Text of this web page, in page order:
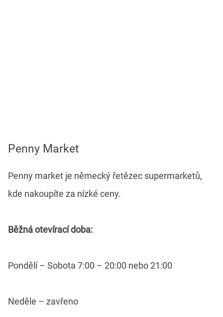
Penny Market
Penny market je německý řetězec supermarketů,
kde nakoupíte za nízké ceny.
Běžná otevírací doba:
Pondělí – Sobota 7:00 – 20:00 nebo 21:00
Neděle – zavřeno